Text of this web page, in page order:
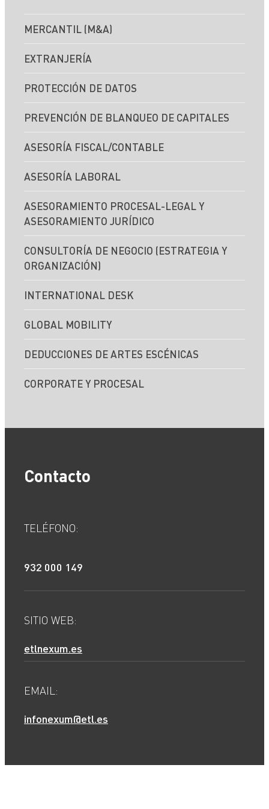
MERCANTIL (M&A)
EXTRANJERÍA
PROTECCIÓN DE DATOS
PREVENCIÓN DE BLANQUEO DE CAPITALES
ASESORÍA FISCAL/CONTABLE
ASESORÍA LABORAL
ASESORAMIENTO PROCESAL-LEGAL Y
ASESORAMIENTO JURÍDICO
CONSULTORÍA DE NEGOCIO (ESTRATEGIA Y
ORGANIZACIÓN)
INTERNATIONAL DESK
GLOBAL MOBILITY
DEDUCCIONES DE ARTES ESCÉNICAS
CORPORATE Y PROCESAL
Contacto
TELÉFONO:
932 000 149
SITIO WEB:
etlnexum.es
EMAIL:
infonexum@etl.es